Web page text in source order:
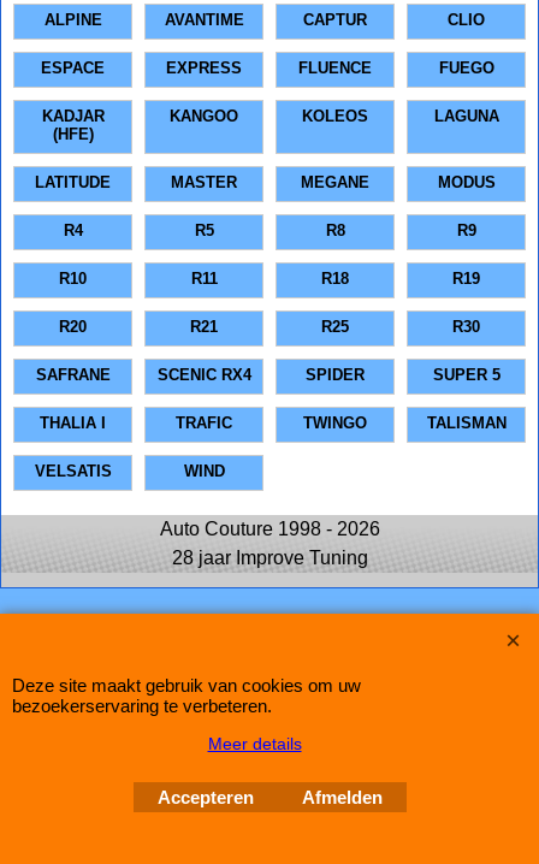
ALPINE AVANTIME CAPTUR CLIO
ESPACE EXPRESS FLUENCE FUEGO
KADJAR
(HFE)
KANGOO KOLEOS LAGUNA
LATITUDE MASTER MEGANE MODUS
R4 R5 R8 R9
R10 R11 R18 R19
R20 R21 R25 R30
SAFRANE SCENIC RX4 SPIDER SUPER 5
THALIA I TRAFIC TWINGO TALISMAN
VELSATIS WIND
Auto Couture 1998 - 2026
28 jaar Improve Tuning
Deze site maakt gebruik van cookies om uw
bezoekerservaring te verbeteren.
Meer details
Accepteren Afmelden